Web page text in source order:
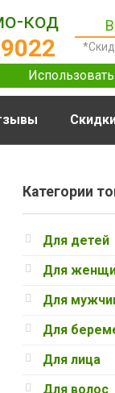
код
Категории
Для детей
Для
Для
Для
Для лица
Для волос